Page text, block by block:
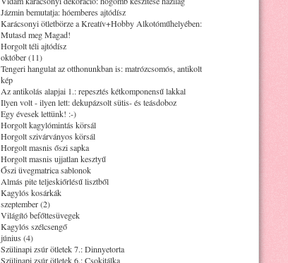
Jázmin bemutatja: hóemberes ajtódísz
Karácsonyi ötletbörze a Kreatív+Hobby Alkotóműhelyében:
Mutasd meg Magad!
Horgolt téli ajtódísz
október (11)
Tengeri hangulat az otthonunkban is: matrózcsomós, antikolt
kép
Az antikolás alapjai 1.: repesztés kétkomponensű lakkal
Ilyen volt - ilyen lett: dekupázsolt sütis- és teásdoboz
Egy évesek lettünk! :-)
Horgolt kagylómintás körsál
Horgolt szivárványos körsál
Horgolt masnis őszi sapka
Horgolt masnis ujjatlan kesztyű
Őszi üvegmatrica sablonok
Almás pite teljeskiőrlésű lisztből
Kagylós kosárkák
szeptember (2)
Világító befőttesüvegek
Kagylós szélcsengő
június (4)
Szülinapi zsúr ötletek 7.: Dinnyetorta
Szülinapi zsúr ötletek 6.: Csokitálka